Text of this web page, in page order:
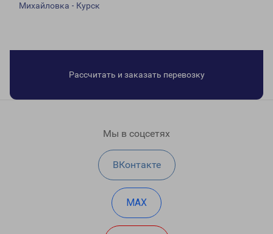
Михайловка - Курск
Рассчитать и заказать перевозку
Мы в соцсетях
ВКонтакте
MAX